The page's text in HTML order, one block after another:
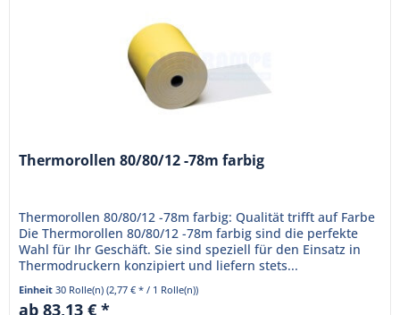
Thermorollen 80/80/12 -78m farbig
Thermorollen 80/80/12 -78m farbig: Qualität trifft auf Farbe
Die Thermorollen 80/80/12 -78m farbig sind die perfekte
Wahl für Ihr Geschäft. Sie sind speziell für den Einsatz in
Thermodruckern konzipiert und liefern stets...
Einheit30 Rolle(n)(2,77 € * / 1 Rolle(n))
ab 83,13 € *